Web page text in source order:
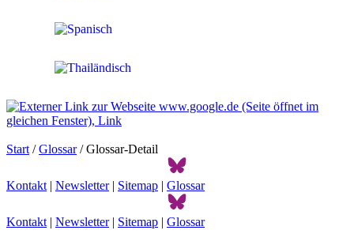
Start /Glossar/ Glossar-Detail
Kontakt | Newsletter| Sitemap | Glossar
Kontakt | Newsletter| Sitemap | Glossar